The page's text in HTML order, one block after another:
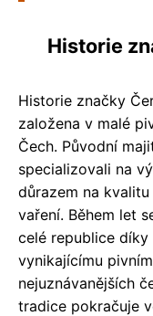
Historie
Historie značky
založena v malé
Čech. Původní
specializovali na
důrazem na
vaření. Během let
celé republice díky
vynikajícímu
nejuznávanějších
tradice pokračuje